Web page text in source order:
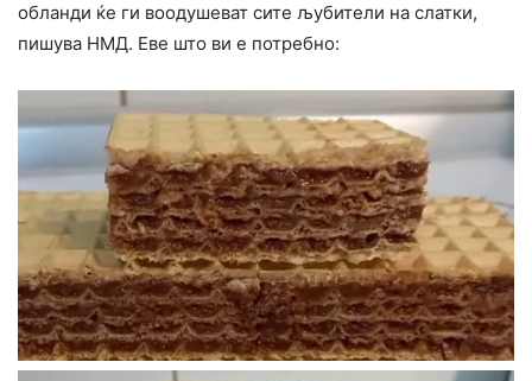
обланди ќе ги воодушеват сите љубители на слатки,
пишува НМД. Еве што ви е потребно: